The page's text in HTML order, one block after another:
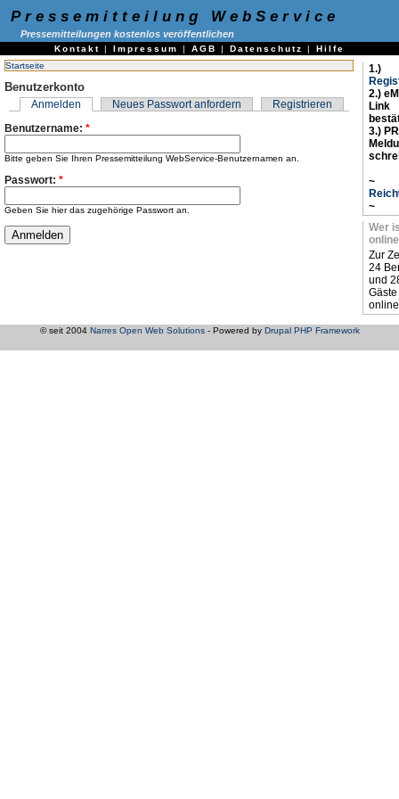
Pressemitteilung WebService
Pressemitteilungen kostenlos veröffentlichen
Kontakt | Impressum | AGB | Datenschutz | Hilfe
Startseite
Benutzerkonto
Anmelden Neues Passwort anfordern
Registrieren
Benutzername: *
Bitte geben Sie Ihren Pressemitteilung WebService-Benutzernamen an.
Passwort: *
Geben Sie hier das zugehörige Passwort an.
1.)
2.)
Link
3.)
~
~
Wer
online
Zur
24
und
Gäste
© seit 2004 Narres Open Web Solutions- Powered by Drupal PHP Framework